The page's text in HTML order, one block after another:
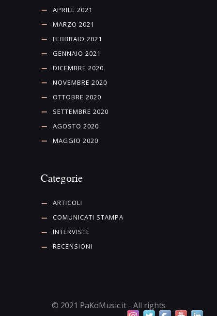
APRILE 2021
MARZO 2021
FEBBRAIO 2021
GENNAIO 2021
DICEMBRE 2020
NOVEMBRE 2020
OTTOBRE 2020
SETTEMBRE 2020
AGOSTO 2020
MAGGIO 2020
Categorie
ARTICOLI
COMUNICATI STAMPA
INTERVISTE
RECENSIONI
© 2021 PaKoMusic.it - All rights